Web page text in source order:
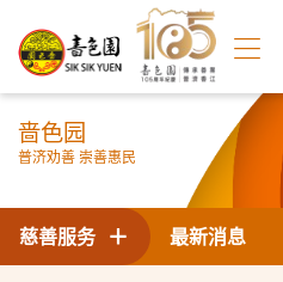
啬色园
普济劝善 崇善惠民
最新消息
慈善服务